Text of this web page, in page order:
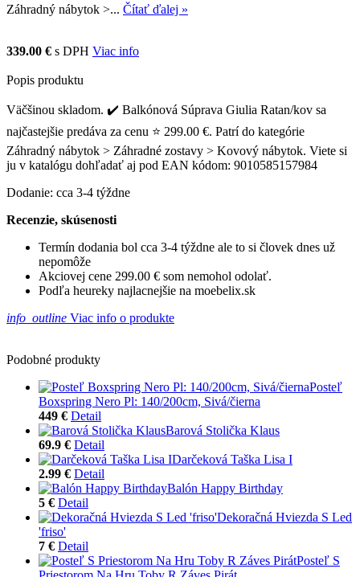
Záhradný nábytok >... Čítať ďalej »
339.00 € s DPH Viac info
Popis produktu
Väčšinou skladom. ✔️ Balkónová Súprava Giulia Ratan/kov sa
najčastejšie predáva za cenu ⭐ 299.00 €. Patrí do kategórie
Záhradný nábytok > Záhradné zostavy > Kovový nábytok. Viete si
ju v katalógu dohľadať aj pod EAN kódom: 9010585157984
Dodanie: cca 3-4 týždne
Recenzie, skúsenosti
Termín dodania bol cca 3-4 týždne ale to si človek dnes už
nepomôže
Akciovej cene 299.00 € som nemohol odolať.
Podľa heureky najlacnejšie na moebelix.sk
info_outline Viac info o produkte
Podobné produkty
Posteľ
Boxspring Nero Pl: 140/200cm, Sivá/čierna
449 € Detail
Barová Stolička Klaus
69.9 € Detail
Darčeková Taška Lisa I
2.99 € Detail
Balón Happy Birthday
5 € Detail
Dekoračná Hviezda S Led
'friso'
7 € Detail
Posteľ S